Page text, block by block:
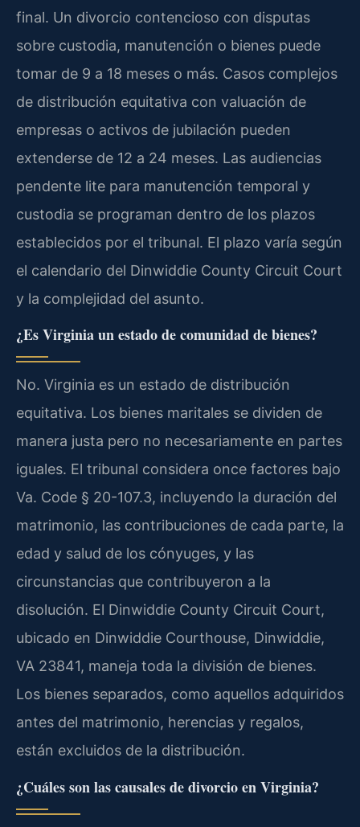
final. Un divorcio contencioso con disputas
sobre custodia, manutención o bienes puede
tomar de 9 a 18 meses o más. Casos complejos
de distribución equitativa con valuación de
empresas o activos de jubilación pueden
extenderse de 12 a 24 meses. Las audiencias
pendente lite para manutención temporal y
custodia se programan dentro de los plazos
establecidos por el tribunal. El plazo varía según
el calendario del Dinwiddie County Circuit Court
y la complejidad del asunto.
¿Es Virginia un estado de comunidad de bienes?
No. Virginia es un estado de distribución
equitativa. Los bienes maritales se dividen de
manera justa pero no necesariamente en partes
iguales. El tribunal considera once factores bajo
Va. Code § 20-107.3, incluyendo la duración del
matrimonio, las contribuciones de cada parte, la
edad y salud de los cónyuges, y las
circunstancias que contribuyeron a la
disolución. El Dinwiddie County Circuit Court,
ubicado en Dinwiddie Courthouse, Dinwiddie,
VA 23841, maneja toda la división de bienes.
Los bienes separados, como aquellos adquiridos
antes del matrimonio, herencias y regalos,
están excluidos de la distribución.
¿Cuáles son las causales de divorcio en Virginia?